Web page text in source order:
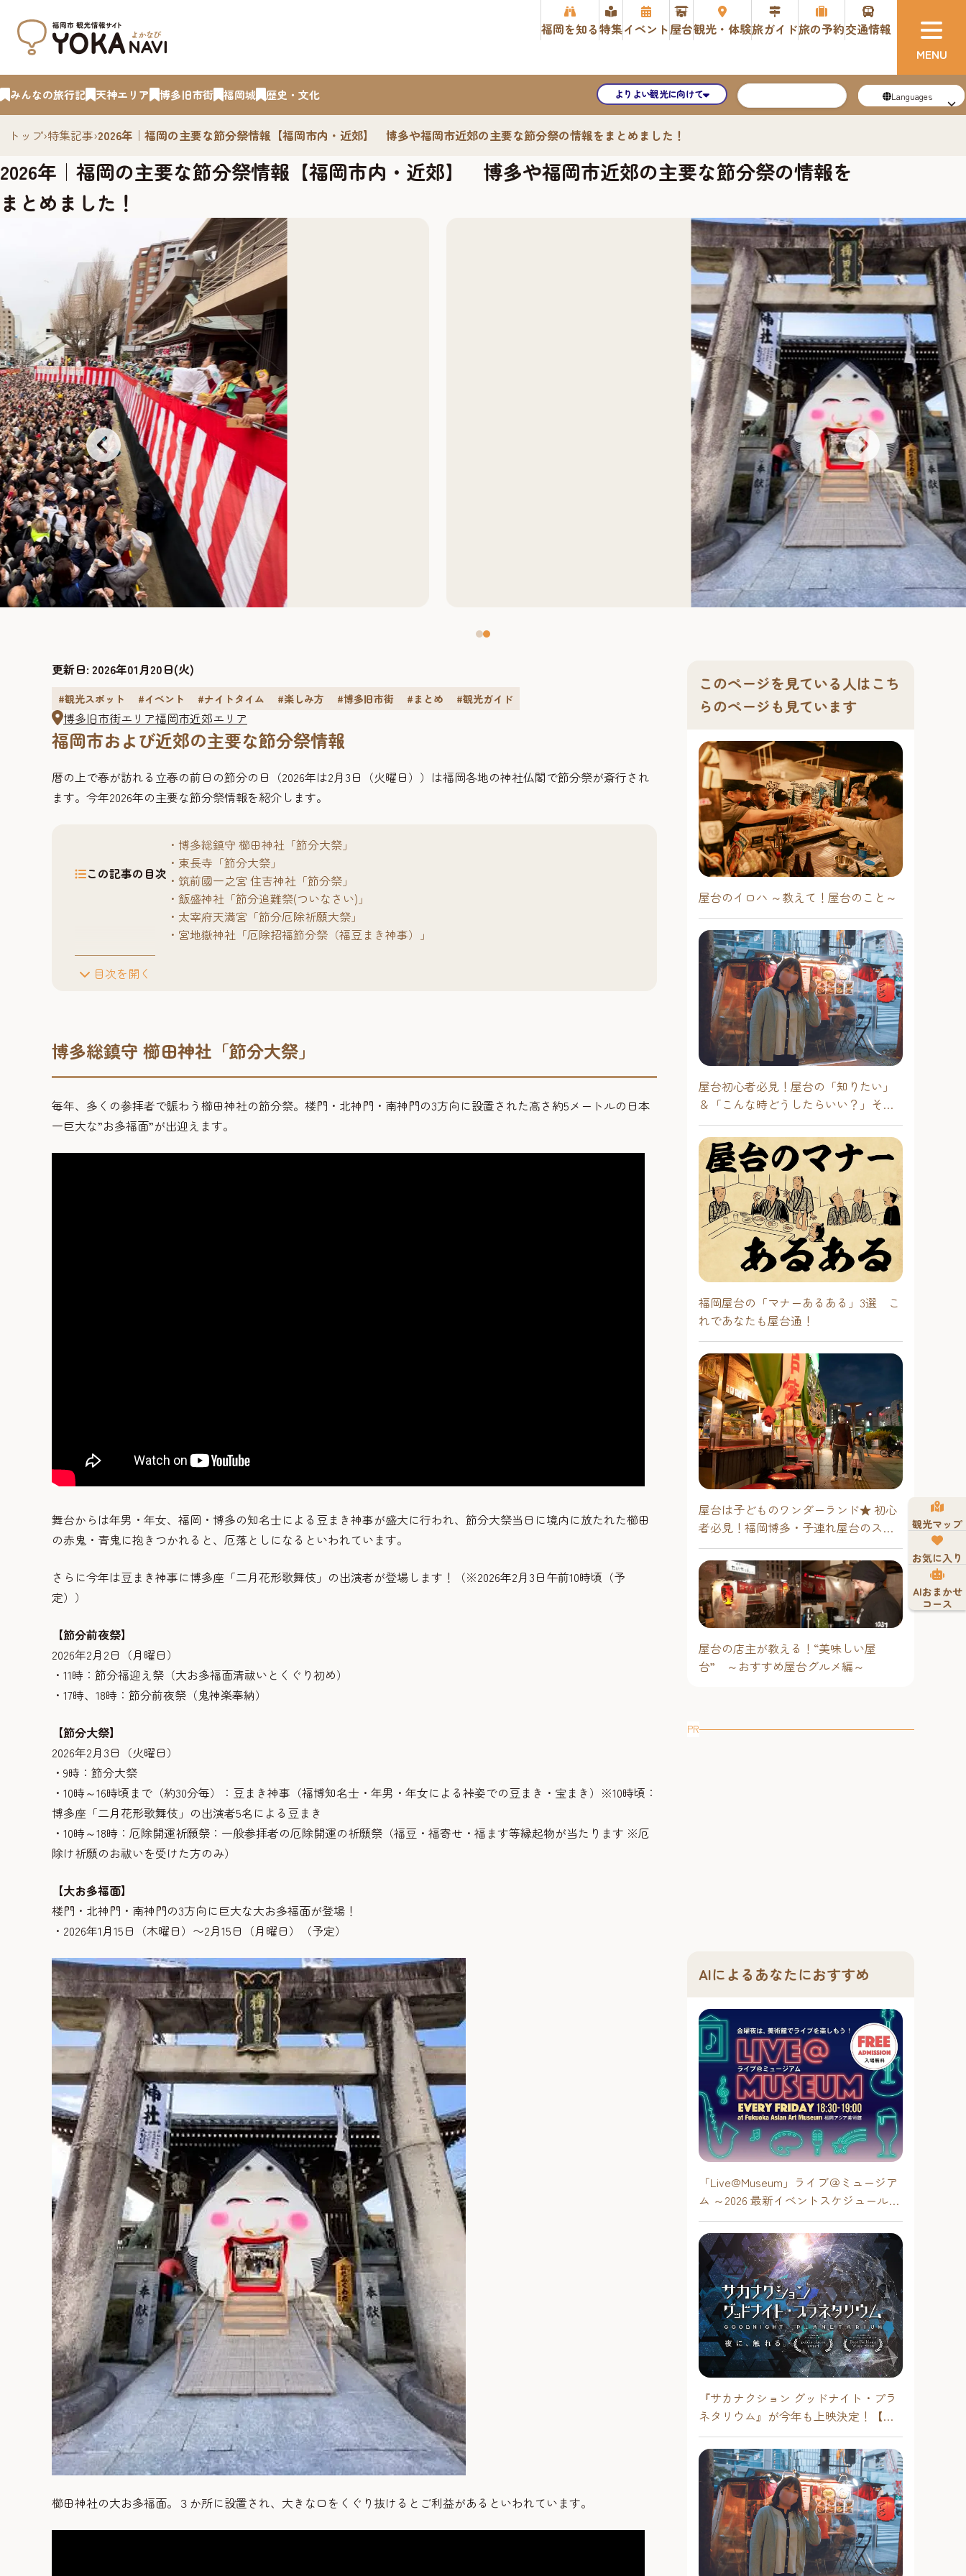
福岡を知る特集イベント屋台観光・体験旅ガイド旅の予約交通情報
みんなの旅行記 天神エリア 博多旧市街 福岡城 歴史・文化 よりよい観光に向けて Languages
トップ›特集記事›2026年｜福岡の主要な節分祭情報【福岡市内・近郊】 博多や福岡市近郊の主要な節分祭の情報をまとめました！
2026年｜福岡の主要な節分祭情報【福岡市内・近郊】 博多や福岡市近郊の主要な節分祭の情報を
まとめました！
更新日: 2026年01月20日(火)
#観光スポット #イベント #ナイトタイム #楽しみ方 #博多旧市街 #まとめ #観光ガイド
博多旧市街エリア福岡市近郊エリア
福岡市および近郊の主要な節分祭情報
暦の上で春が訪れる立春の前日の節分の日（2026年は2月3日（火曜日））は福岡各地の神社仏閣で節分祭が斎行され
ます。今年2026年の主要な節分祭情報を紹介します。
この記事の目次
目次を開く
博多総鎮守 櫛田神社「節分大祭」
東長寺「節分大祭」
筑前國一之宮 住吉神社「節分祭」
飯盛神社「節分追難祭(ついなさい)」
太宰府天満宮「節分厄除祈願大祭」
宮地嶽神社「厄除招福節分祭（福豆まき神事）」
博多総鎮守 櫛田神社「節分大祭」
毎年、多くの参拝者で賑わう櫛田神社の節分祭。楼門・北神門・南神門の3方向に設置された高さ約5メートルの日本
一巨大な”お多福面”が出迎えます。
舞台からは年男・年女、福岡・博多の知名士による豆まき神事が盛大に行われ、節分大祭当日に境内に放たれた櫛田
の赤鬼・青鬼に抱きつかれると、厄落としになるといわれています。
さらに今年は豆まき神事に博多座「二月花形歌舞伎」の出演者が登場します！（※2026年2月3日午前10時頃（予
定））
【節分前夜祭】
2026年2月2日（月曜日）
・11時：節分福迎え祭（大お多福面清祓いとくぐり初め）
・17時、18時：節分前夜祭（鬼神楽奉納）
【節分大祭】
2026年2月3日（火曜日）
・9時：節分大祭
・10時～16時頃まで（約30分毎）：豆まき神事（福博知名士・年男・年女による裃姿での豆まき・宝まき）※10時頃：
博多座「二月花形歌舞伎」の出演者5名による豆まき
・10時～18時：厄除開運祈願祭：一般参拝者の厄除開運の祈願祭（福豆・福寄せ・福ます等縁起物が当たります ※厄
除け祈願のお祓いを受けた方のみ）
【大お多福面】
楼門・北神門・南神門の3方向に巨大な大お多福面が登場！
・2026年1月15日（木曜日）〜2月15日（月曜日）（予定）
櫛田神社の大お多福面。３か所に設置され、大きな口をくぐり抜けるとご利益があるといわれています。
このページを見ている人はこち
らのページも見ています
屋台のイロハ ～教えて！屋台のこと～
屋台初心者必見！屋台の「知りたい」
＆「こんな時どうしたらいい？」その
疑問に答えます！
福岡屋台の「マナーあるある」3選 こ
れであなたも屋台通！
屋台は子どものワンダーランド★ 初心
者必見！福岡博多・子連れ屋台のスス
メ
屋台の店主が教える！“美味しい屋
台” ～おすすめ屋台グルメ編～
PR
AIによるあなたにおすすめ
「Live@Museum」ライブ＠ミュージア
ム ～2026 最新イベントスケジュール！
【福岡アジア美術館】
『サカナクション グッドナイト・プラ
ネタリウム』が今年も上映決定！【福
岡市科学館 ドームシアター】2026年
観光マップ
お気に入り
AIおまかせ
コース